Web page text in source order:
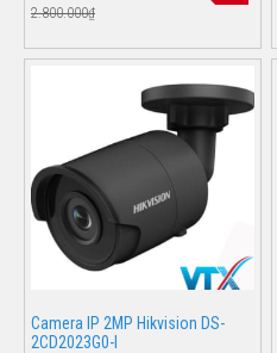
2.800.000₫
Camera IP 2MP Hikvision DS-
2CD2023G0-I